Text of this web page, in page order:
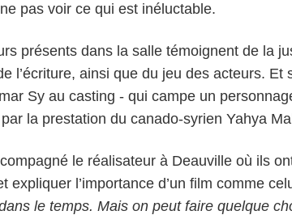
pas voir ce qui est inéluctable.
présents dans la salle témoignent de la
l’écriture, ainsi que du jeu des acteurs. Et
Sy au casting - qui campe un
la prestation du canado-syrien Yahya
le réalisateur à Deauville où ils
expliquer l’importance d’un film comme
le temps. Mais on peut faire quelque